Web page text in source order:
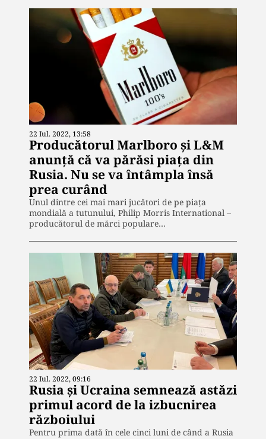
22 Iul. 2022, 13:58
Producătorul Marlboro și L&M
anunță că va părăsi piața din
Rusia. Nu se va întâmpla însă
prea curând
Unul dintre cei mai mari jucători de pe piața
mondială a tutunului, Philip Morris International –
producătorul de mărci populare…
22 Iul. 2022, 09:16
Rusia și Ucraina semnează astăzi
primul acord de la izbucnirea
războiului
Pentru prima dată în cele cinci luni de când a Rusia